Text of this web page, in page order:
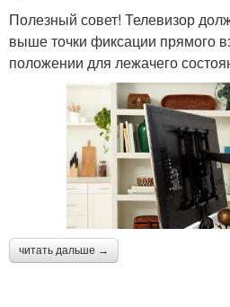
Полезный совет! Телевизор
выше точки фиксации прямого
положении для лежачего
читать дальше →